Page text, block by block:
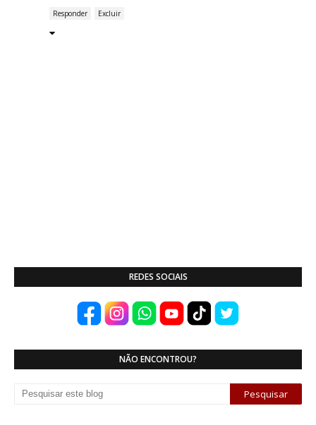
Responder Excluir
REDES SOCIAIS
NÃO ENCONTROU?